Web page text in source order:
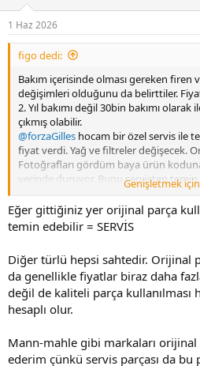
1 Haz 2026
figo dedi:
Bakım içerisinde olması gereken
değişimleri olduğunu da belirttiler.
2. Yıl bakımı değil 30bin bakımı
çıkmış olabilir.
@forzaGilles hocam bir özel servis ile
fiyat verdi. Yağ ve filtreler değişecek.
Fotoğrafları gördüm baya ürün
yerinde duruyor. Bunu servisten temin
Hafta içinde gideceğim ama siz öyle
Genişletmek için
Eğer gittiğiniz yer orijinal parça
temin edebilir = SERVİS
Diğer türlü hepsi sahtedir. Orijinal
da genellikle fiyatlar biraz daha
değil de kaliteli parça kullanılması
hesaplı olur.
Mann-mahle gibi markaları
ederim çünkü servis parçası da